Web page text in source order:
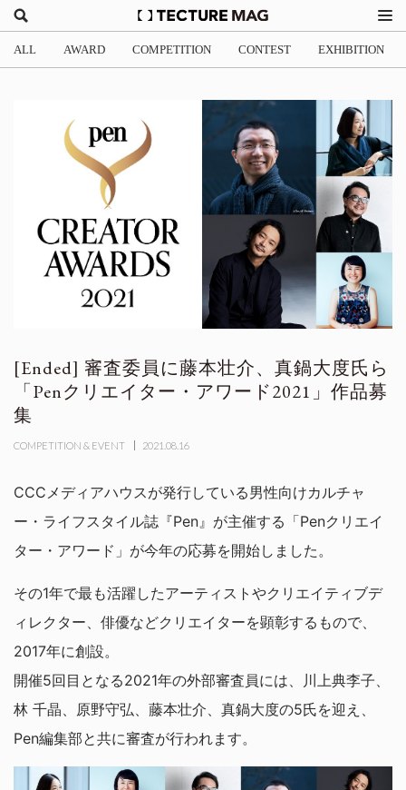
ALL AWARD COMPETITION CONTEST EXHIBITION
審査委員に藤本壮介、真鍋大度氏ら
「Penクリエイター・アワード2021」作品募
集
COMPETITION & EVENT 2021.08.16
CCCメディアハウスが発行している男性向けカルチャ
ー・ライフスタイル誌『Pen』が主催する「Penクリエイ
ター・アワード」が今年の応募を開始しました。
その1年で最も活躍したアーティストやクリエイティブデ
ィレクター、俳優などクリエイターを顕彰するもので、
2017年に創設。
開催5回目となる2021年の外部審査員には、川上典李子、
林 千晶、原野守弘、藤本壮介、真鍋大度の5氏を迎え、
Pen編集部と共に審査が行われます。